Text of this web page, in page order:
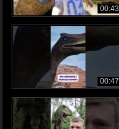
00:43
00:47